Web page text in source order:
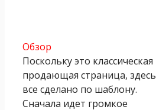
Обзор
Поскольку это классическая
продающая страница, здесь
все сделано по шаблону.
Сначала идет громкое